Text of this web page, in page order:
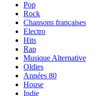
Pop
Rock
Chansons françaises
Electro
Hits
Rap
Musique Alternative
Oldies
Années 80
House
Indie